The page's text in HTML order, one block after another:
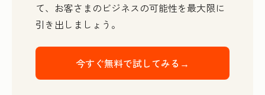
て、お客さまのビジネスの可能性を最大限に
引き出しましょう。
今すぐ無料で試してみる→